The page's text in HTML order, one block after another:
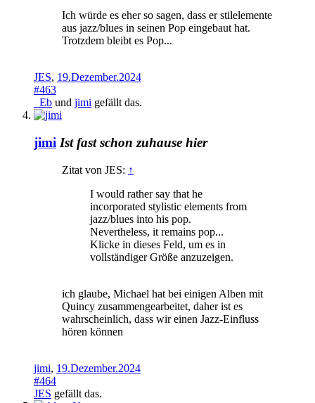
Ich würde es eher so sagen, dass er stilelemente
aus jazz/blues in seinen Pop eingebaut hat.
Trotzdem bleibt es Pop...
JES, 19.Dezember.2024
#463
_Eb und jimi gefällt das.
jimi Ist fast schon zuhause hier
Zitat von JES: ↑
I would rather say that he
incorporated stylistic elements from
jazz/blues into his pop.
Nevertheless, it remains pop...
Klicke in dieses Feld, um es in
vollständiger Größe anzuzeigen.
ich glaube, Michael hat bei einigen Alben mit
Quincy zusammengearbeitet, daher ist es
wahrscheinlich, dass wir einen Jazz-Einfluss
hören können
jimi, 19.Dezember.2024
#464
JES gefällt das.